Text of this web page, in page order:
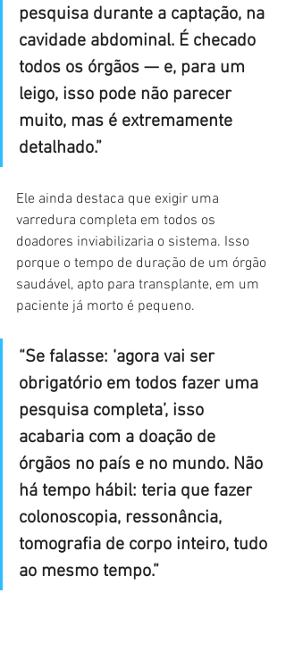
pesquisa durante a captação, na
cavidade abdominal. É checado
todos os órgãos — e, para um
leigo, isso pode não parecer
muito, mas é extremamente
detalhado.”
Ele ainda destaca que exigir uma
varredura completa em todos os
doadores inviabilizaria o sistema. Isso
porque o tempo de duração de um órgão
saudável, apto para transplante, em um
paciente já morto é pequeno.
“Se falasse: ‘agora vai ser
obrigatório em todos fazer uma
pesquisa completa’, isso
acabaria com a doação de
órgãos no país e no mundo. Não
há tempo hábil: teria que fazer
colonoscopia, ressonância,
tomografia de corpo inteiro, tudo
ao mesmo tempo.”